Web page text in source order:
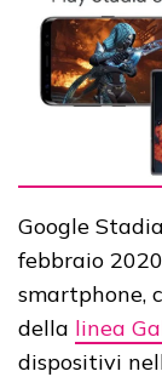
Google
febbraio
smartphone,
della linea
dispositivi